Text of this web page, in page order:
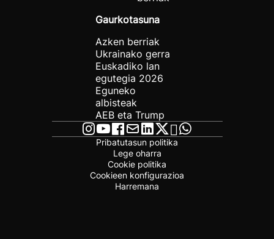
Gaurkotasuna
Azken berriak
Ukrainako gerra
Euskadiko lan
egutegia 2026
Eguneko
albisteak
AEB eta Trump
Pribatutasun politika
Lege oharra
Cookie politika
Cookieen konfigurazioa
Harremana